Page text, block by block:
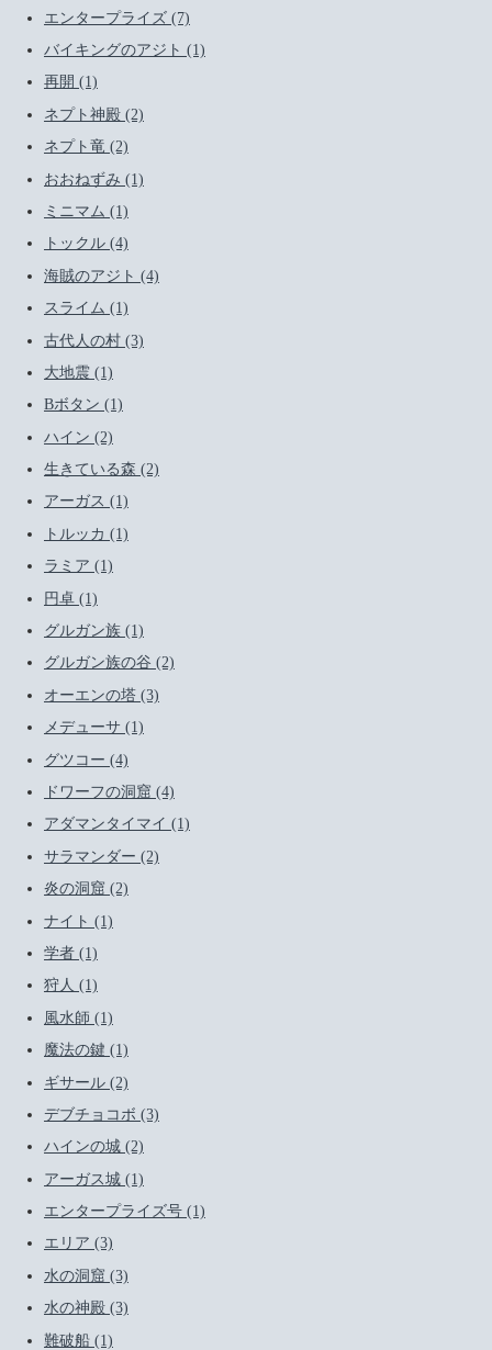
エンタープライズ (7)
バイキングのアジト (1)
再開 (1)
ネプト神殿 (2)
ネプト竜 (2)
おおねずみ (1)
ミニマム (1)
トックル (4)
海賊のアジト (4)
スライム (1)
古代人の村 (3)
大地震 (1)
Bボタン (1)
ハイン (2)
生きている森 (2)
アーガス (1)
トルッカ (1)
ラミア (1)
円卓 (1)
グルガン族 (1)
グルガン族の谷 (2)
オーエンの塔 (3)
メデューサ (1)
グツコー (4)
ドワーフの洞窟 (4)
アダマンタイマイ (1)
サラマンダー (2)
炎の洞窟 (2)
ナイト (1)
学者 (1)
狩人 (1)
風水師 (1)
魔法の鍵 (1)
ギサール (2)
デブチョコボ (3)
ハインの城 (2)
アーガス城 (1)
エンタープライズ号 (1)
エリア (3)
水の洞窟 (3)
水の神殿 (3)
難破船 (1)